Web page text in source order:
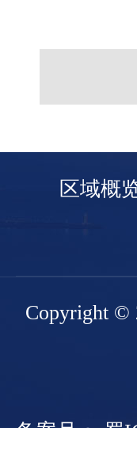
区域概
Copyright ©
备案号： 蜀